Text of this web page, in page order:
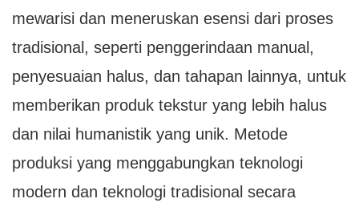
mewarisi dan meneruskan esensi dari proses
tradisional, seperti penggerindaan manual,
penyesuaian halus, dan tahapan lainnya, untuk
memberikan produk tekstur yang lebih halus
dan nilai humanistik yang unik. Metode
produksi yang menggabungkan teknologi
modern dan teknologi tradisional secara